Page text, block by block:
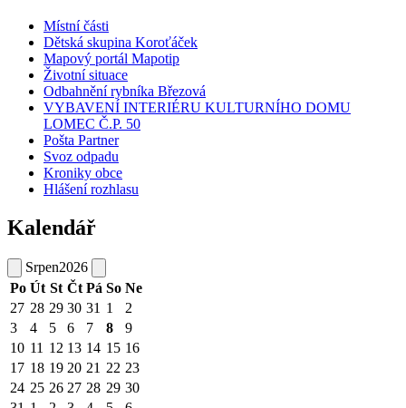
Místní části
Dětská skupina Koroťáček
Mapový portál Mapotip
Životní situace
Odbahnění rybníka Březová
VYBAVENÍ INTERIÉRU KULTURNÍHO DOMU
LOMEC Č.P. 50
Pošta Partner
Svoz odpadu
Kroniky obce
Hlášení rozhlasu
Kalendář
Srpen2026
Po Út St Čt Pá So Ne
27 28 29 30 31 1
2
3
4 5 6 7 8
9
10 11 12 13 14 15 16
17 18 19 20 21 22 23
24 25 26 27 28 29 30